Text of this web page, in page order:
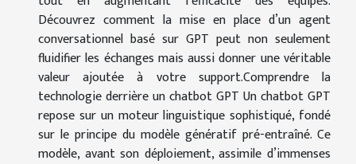
Découvrez comment la mise en place d’un agent
conversationnel basé sur GPT peut non seulement
fluidifier les échanges mais aussi donner une véritable
valeur ajoutée à votre support.Comprendre la
technologie derrière un chatbot GPT Un chatbot GPT
repose sur un moteur linguistique sophistiqué, fondé
sur le principe du modèle génératif pré-entraîné. Ce
modèle, avant son déploiement, assimile d’immenses